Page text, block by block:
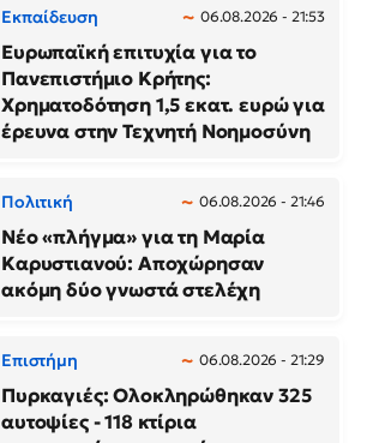
Εκπαίδευση 06.08.2026 - 21:53
Ευρωπαϊκή επιτυχία για το
Πανεπιστήμιο Κρήτης:
Χρηματοδότηση 1,5 εκατ. ευρώ για
έρευνα στην Τεχνητή Νοημοσύνη
Πολιτική 06.08.2026 - 21:46
Νέο «πλήγμα» για τη Μαρία
Καρυστιανού: Αποχώρησαν
ακόμη δύο γνωστά στελέχη
Επιστήμη 06.08.2026 - 21:29
Πυρκαγιές: Ολοκληρώθηκαν 325
αυτοψίες - 118 κτίρια